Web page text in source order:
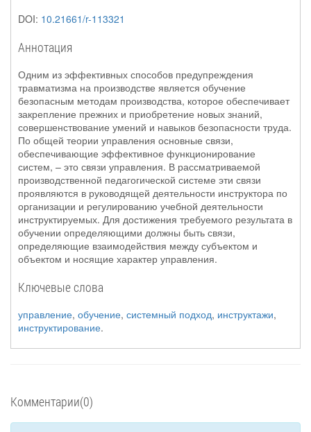
DOI: 10.21661/r-113321
Аннотация
Одним из эффективных способов предупреждения
травматизма на производстве является обучение
безопасным методам производства, которое обеспечивает
закрепление прежних и приобретение новых знаний,
совершенствование умений и навыков безопасности труда.
По общей теории управления основные связи,
обеспечивающие эффективное функционирование
систем, – это связи управления. В рассматриваемой
производственной педагогической системе эти связи
проявляются в руководящей деятельности инструктора по
организации и регулированию учебной деятельности
инструктируемых. Для достижения требуемого результата в
обучении определяющими должны быть связи,
определяющие взаимодействия между субъектом и
объектом и носящие характер управления.
Ключевые слова
управление, обучение, системный подход, инструктажи,
инструктирование.
Комментарии(0)